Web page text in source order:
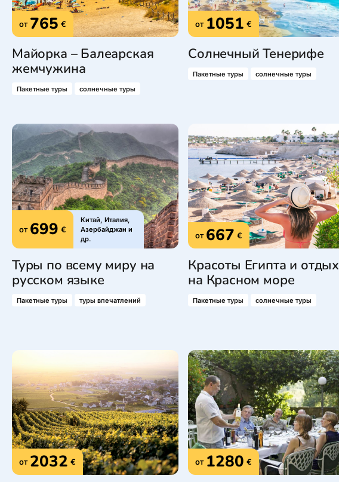
от 765 €
Майорка – Балеарская
жемчужина
Пакетные туры солнечные туры
от 1051 €
Солнечный Тенерифе
Пакетные туры солнечные туры
от 699 €
Китай, Италия,
Азербайджан и
др.
Туры по всему миру на
русском языке
Пакетные туры туры впечатлений
от 667 €
Красоты Египта и отдых
на Красном море
Пакетные туры солнечные туры
от 2032 € от 1280 €